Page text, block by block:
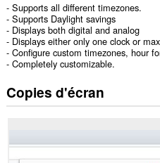
- Supports all different timezones.
- Supports Daylight savings
- Displays both digital and analog
- Displays either only one clock or
- Configure custom timezones, hour
- Completely customizable.
Copies d'écran